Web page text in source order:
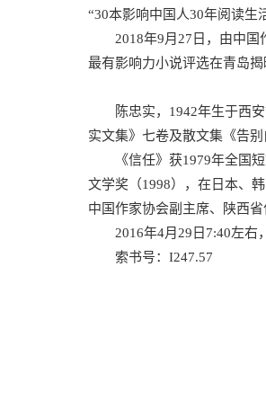
“30本影响中国人30年阅读生
2018年9月27日，由中
最有影响力小说评选在青岛
陈忠实，1942年生于西
实文集》七卷及散文集《告
《信任》获1979年全国
文学奖（1998），在日本、
中国作家协会副主席、陕西
2016年4月29日7:40左右
索书号：I247.57